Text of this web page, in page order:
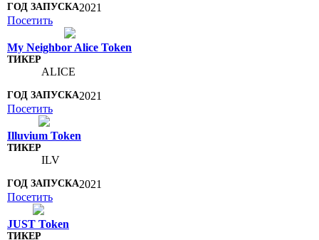
2021
Посетить
My Neighbor Alice Token
ALICE
2021
Посетить
Illuvium Token
ILV
2021
Посетить
JUST Token